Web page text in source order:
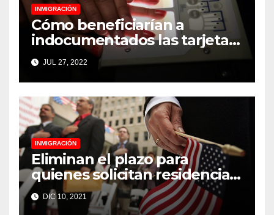
INMIGRACIÓN
Cómo beneficiarían a
indocumentados las tarjetas
de identificación de ICE
JUL 27, 2022
INMIGRACIÓN
Eliminan el plazo para
quienes solicitan residencia
permanente
DIC 10, 2021